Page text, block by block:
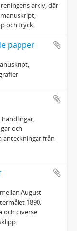
arkiv, där
och tryck.
papper
och
anteckningar från
August
1890.
och diverse